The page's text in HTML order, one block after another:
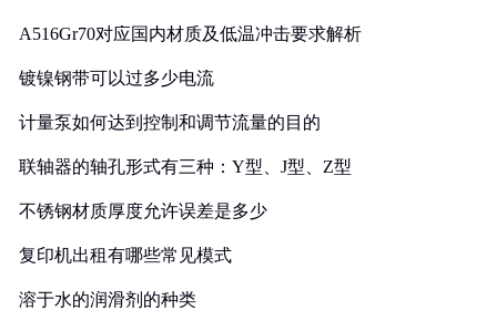
A516Gr70对应国内材质及低温冲击要求解析
镀镍钢带可以过多少电流
计量泵如何达到控制和调节流量的目的
联轴器的轴孔形式有三种：Y型、J型、Z型
不锈钢材质厚度允许误差是多少
复印机出租有哪些常见模式
溶于水的润滑剂的种类